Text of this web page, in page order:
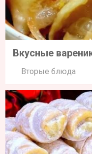
Вкусные
Вторые блюда